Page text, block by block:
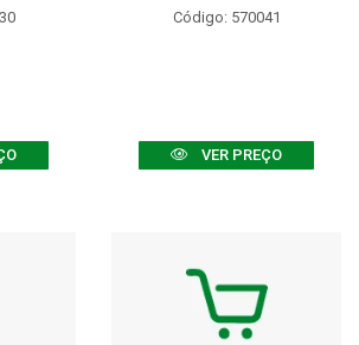
Código: 570041
VER PREÇO